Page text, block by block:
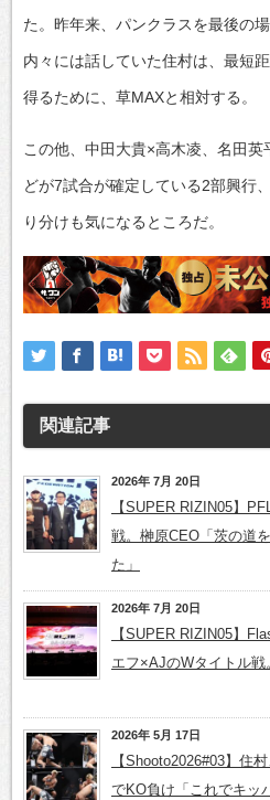
た。昨年来、パンクラスを最後の
内々には話していた住村は、最短
得るために、草MAXと相対する。
この他、中田大貴×高木凌、名田
どが7試合が確定している2部興行
り分けも気になるところだ。
関連記事
2026年 7月 20日
【SUPER RIZIN05】
戦。榊原CEO「茨の道
た」
2026年 7月 20日
【SUPER RIZIN05】
エフ×AJのWタイトル戦
2026年 5月 17日
【Shooto2026#03】住
でKO負け「これでキッ